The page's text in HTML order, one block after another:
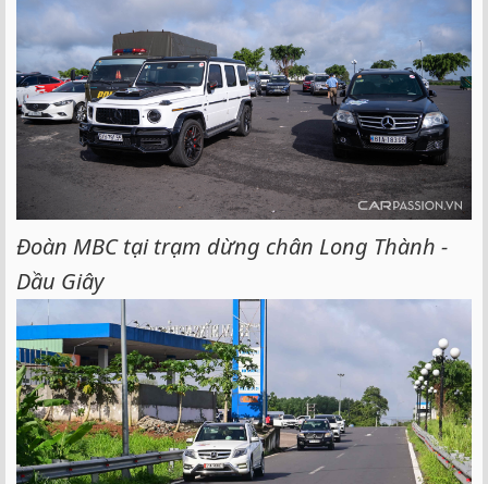
Đoàn MBC tại trạm dừng chân Long Thành -
Dầu Giây